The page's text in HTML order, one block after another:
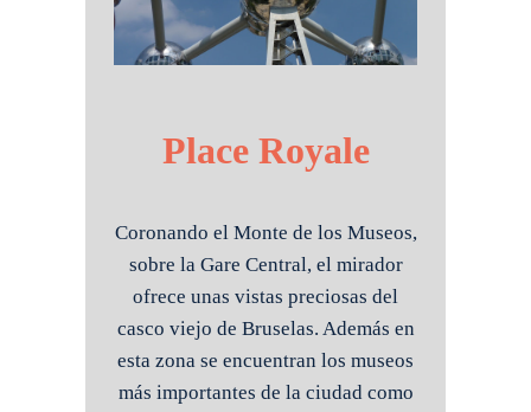
Place Royale
Coronando el Monte de los Museos,
sobre la Gare Central, el mirador
ofrece unas vistas preciosas del
casco viejo de Bruselas. Además en
esta zona se encuentran los museos
más importantes de la ciudad como